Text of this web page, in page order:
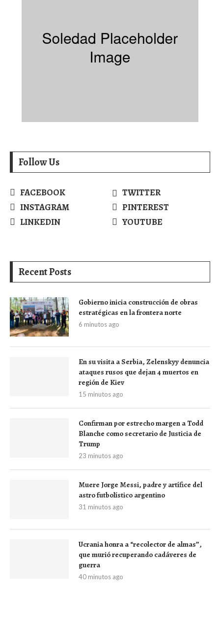
Follow Us
FACEBOOK
TWITTER
INSTAGRAM
PINTEREST
LINKEDIN
YOUTUBE
Recent Posts
Gobierno inicia construcción de obras
estratégicas en la frontera norte
6 minutos ago
En su visita a Serbia, Zelenskyy denuncia
ataques rusos que dejan 4 muertos en
región de Kiev
15 minutos ago
Confirman por estrecho margen a Todd
Blanche como secretario de Justicia de
Trump
23 minutos ago
Muere Jorge Messi, padre y artífice del
astro futbolístico argentino
31 minutos ago
Ucrania honra a “recolector de almas”,
que murió recuperando cadáveres de
guerra
40 minutos ago